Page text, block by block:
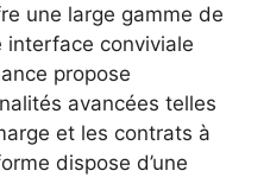
une large gamme de
conviviale
propose
avancées telles
et les contrats à
dispose d’une